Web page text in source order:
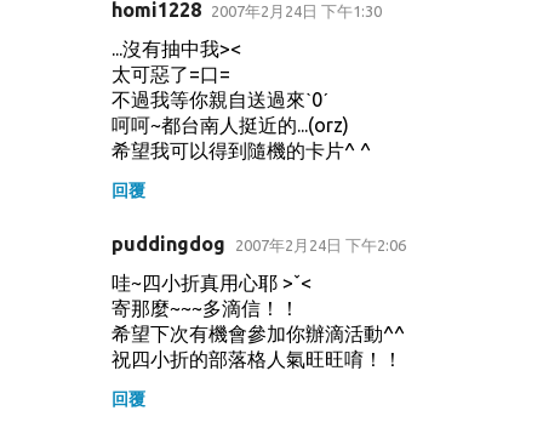
homi1228 2007年2月24日 下午1:30
...沒有抽中我><
太可惡了=口=
不過我等你親自送過來ˋ0ˊ
呵呵~都台南人挺近的...(orz)
希望我可以得到隨機的卡片^ ^
回覆
puddingdog 2007年2月24日 下午2:06
哇~四小折真用心耶 >ˇ<
寄那麼~~~多滴信！！
希望下次有機會參加你辦滴活動^^
祝四小折的部落格人氣旺旺唷！！
回覆